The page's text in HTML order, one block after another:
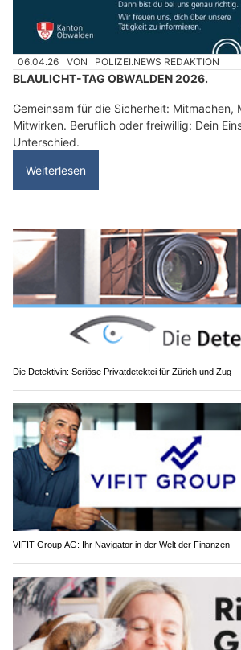
06.04.26 VON POLIZEI.NEWS REDAKTION
BLAULICHT-TAG OBWALDEN 2026.
Gemeinsam für die Sicherheit: Mitmachen,
Mitwirken. Beruflich oder freiwillig: Dein
Unterschied.
Weiterlesen
Die Detektivin: Seriöse Privatdetektei für Zürich und Zug
VIFIT Group AG: Ihr Navigator in der Welt der Finanzen